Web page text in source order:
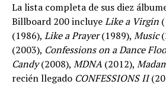
La lista completa de sus diez
Billboard 200 incluyeLike a Virgin
(1986), Like a Prayer(1989), Music
(2003), Confessions on a Dance
Candy(2008), MDNA (2012),
recién llegado CONFESSIONS II